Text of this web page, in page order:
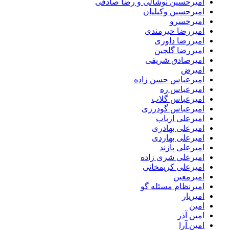
امیرحسین نوشالی و رضا صادقی
امیرحسین وکیلیان
امیرخسرو
امیررضا خیرمندی
امیررضا داوری
امیررضا گلچین
امیرصادق شریفی
امیرض
امیرعباس حسن زاده
امیرعباس ره
امیرعباس گلاب
امیرعباس گودرزی
امیرعلی ارباب
امیرعلی بهادری
امیرعلی بهاردی
امیرعلی پازند
امیرعلی شری زاده
امیرعلی کریمخانی
امیرمعین
امیرنظام مسئله گو
امیریار
امین
امین آذر
امین آرا